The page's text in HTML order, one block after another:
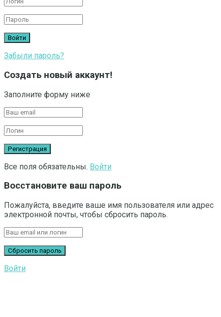
Забыли пароль?
Создать новый аккаунт!
Заполните форму ниже
Все поля обязательны. Войти
Восстановите ваш пароль
Пожалуйста, введите ваше имя пользователя или адрес
электронной почты, чтобы сбросить пароль.
Войти